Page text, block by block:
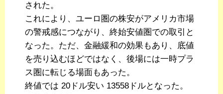
された。
これにより、ユーロ圏の株安がアメリカ市場
の警戒感につながり、終始安値圏での取引と
なった。ただ、金融緩和の効果もあり、底値
を売り込むほどではなく、後場には一時プラ
ス圏に転じる場面もあった。
終値では 20ドル安い 13558ドルとなった。